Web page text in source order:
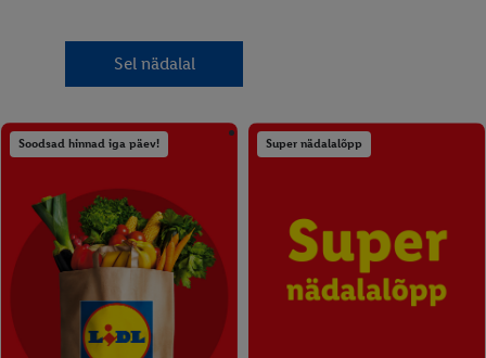
Sel nädalal
Soodsad hinnad iga päev! Super nädalalõpp